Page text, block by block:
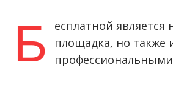
Б
есплатной является
площадка, но также